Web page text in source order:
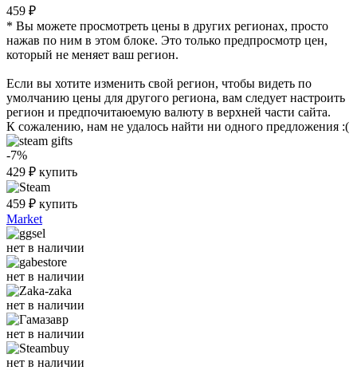
459 ₽
* Вы можете просмотреть цены в других регионах, просто
нажав по ним в этом блоке. Это только предпросмотр цен,
который не меняет ваш регион.
Если вы хотите изменить свой регион, чтобы видеть по
умолчанию цены для другого региона, вам следует настроить
регион и предпочитаюемую валюту в верхней части сайта.
К сожалению, нам не удалось найти ни одного предложения :(
-7%
429 ₽ купить
459 ₽ купить
Market
нет в наличии
нет в наличии
нет в наличии
нет в наличии
нет в наличии